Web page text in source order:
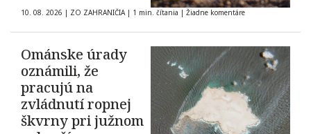
10. 08. 2026 | ZO ZAHRANIČIA | 1 min. čítania | Žiadne komentáre
Ománske úrady
oznámili, že
pracujú na
zvládnutí ropnej
škvrny pri južnom